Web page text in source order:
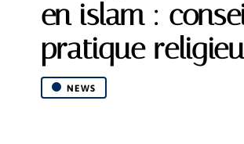
en islam :
pratique
NEWS